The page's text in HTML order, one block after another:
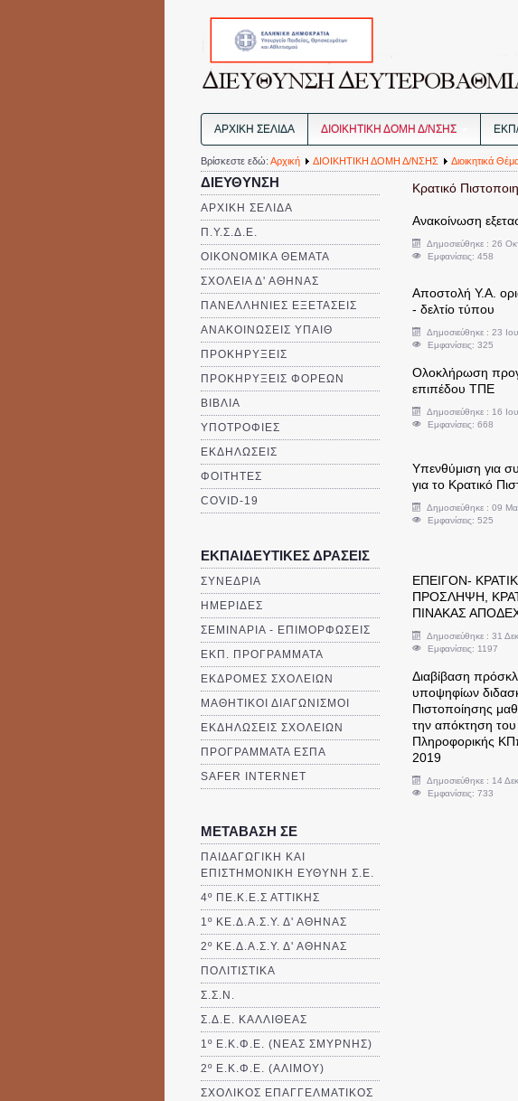
ΑΡΧΙΚΗ ΣΕΛΙΔΑ ΔΙΟΙΚΗΤΙΚΗ ΔΟΜΗ Δ/ΝΣΗΣ
Βρίσκεστε εδώ: Αρχική ΔΙΟΙΚΗΤΙΚΗ ΔΟΜΗ Δ/ΝΣΗΣ Διοικητικά
ΔΙΕΥΘΥΝΣΗ
ΑΡΧΙΚΗ ΣΕΛΙΔΑ
Π.Υ.Σ.Δ.Ε.
ΟΙΚΟΝΟΜΙΚΑ ΘΕΜΑΤΑ
ΣΧΟΛΕΙΑ Δ' ΑΘΗΝΑΣ
ΠΑΝΕΛΛΗΝΙΕΣ ΕΞΕΤΑΣΕΙΣ
ΑΝΑΚΟΙΝΩΣΕΙΣ ΥΠΑΙΘ
ΠΡΟΚΗΡΥΞΕΙΣ
ΠΡΟΚΗΡΥΞΕΙΣ ΦΟΡΕΩΝ
ΒΙΒΛΙΑ
ΥΠΟΤΡΟΦΙΕΣ
ΕΚΔΗΛΩΣΕΙΣ
ΦΟΙΤΗΤΕΣ
COVID-19
ΕΚΠΑΙΔΕΥΤΙΚΕΣ ΔΡΑΣΕΙΣ
ΣΥΝΕΔΡΙΑ
ΗΜΕΡΙΔΕΣ
ΣΕΜΙΝΑΡΙΑ - ΕΠΙΜΟΡΦΩΣΕΙΣ
ΕΚΠ. ΠΡΟΓΡΑΜΜΑΤΑ
ΕΚΔΡΟΜΕΣ ΣΧΟΛΕΙΩΝ
ΜΑΘΗΤΙΚΟΙ ΔΙΑΓΩΝΙΣΜΟΙ
ΕΚΔΗΛΩΣΕΙΣ ΣΧΟΛΕΙΩΝ
ΠΡΟΓΡΑΜΜΑΤΑ ΕΣΠΑ
SAFER INTERNET
ΜΕΤΑΒΑΣΗ ΣΕ
ΠΑΙΔΑΓΩΓΙΚΗ ΚΑΙ
ΕΠΙΣΤΗΜΟΝΙΚΗ ΕΥΘΥΝΗ Σ.Ε.
4º ΠΕ.Κ.Ε.Σ ΑΤΤΙΚΗΣ
1º ΚΕ.Δ.Α.Σ.Υ. Δ' ΑΘΗΝΑΣ
2º ΚΕ.Δ.Α.Σ.Υ. Δ' ΑΘΗΝΑΣ
ΠΟΛΙΤΙΣΤΙΚΑ
Σ.Σ.Ν.
Σ.Δ.Ε. ΚΑΛΛΙΘΈΑΣ
1º Ε.Κ.Φ.Ε. (ΝΕΑΣ ΣΜΥΡΝΗΣ)
2º Ε.Κ.Φ.Ε. (ΑΛΙΜΟΥ)
ΣΧΟΛΙΚΟΣ ΕΠΑΓΓΕΛΜΑΤΙΚΟΣ
Κρατικό
Ανακοίνωση
Δημοσιεύθηκε : 26
Εμφανίσεις: 458
Αποστολή Υ.Α.
- δελτίο τύπου
Δημοσιεύθηκε : 23
Εμφανίσεις: 325
Ολοκλήρωση
επιπέδου ΤΠΕ
Δημοσιεύθηκε : 16
Εμφανίσεις: 668
Υπενθύμιση για
για το Κρατικό
Δημοσιεύθηκε : 09
Εμφανίσεις: 525
ΕΠΕΙΓΟΝ-
ΠΡΟΣΛΗΨΗ,
ΠΙΝΑΚΑΣ
Δημοσιεύθηκε : 31
Εμφανίσεις: 1197
Διαβίβαση
υποψηφίων
Πιστοποίησης
την απόκτηση του
Πληροφορικής
2019
Δημοσιεύθηκε : 14
Εμφανίσεις: 733